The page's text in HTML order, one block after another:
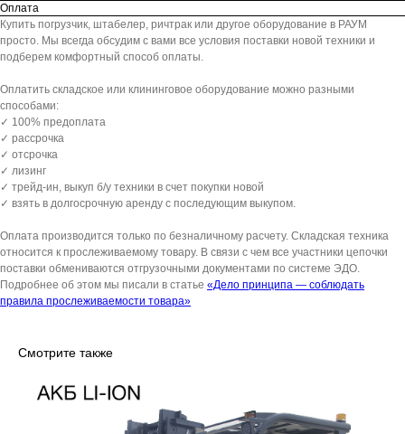
Оплата
Купить погрузчик, штабелер, ричтрак или другое оборудование в РАУМ
просто. Мы всегда обсудим с вами все условия поставки новой техники и
подберем комфортный способ оплаты.
Оплатить складское или клининговое оборудование можно разными
способами:
✓ 100% предоплата
✓ рассрочка
✓ отсрочка
✓ лизинг
✓ трейд-ин, выкуп б/у техники в счет покупки новой
✓ взять в долгосрочную аренду с последующим выкупом.
Оплата производится только по безналичному расчету. Складская техника
относится к прослеживаемому товару. В связи с чем все участники цепочки
поставки обмениваются отгрузочными документами по системе ЭДО.
Подробнее об этом мы писали в статье «Дело принципа — соблюдать
правила прослеживаемости товара»
Смотрите также